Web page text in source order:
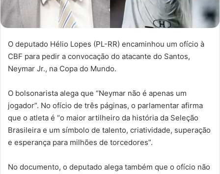
O deputado Hélio Lopes (PL-RR) encaminhou um ofício à
CBF para pedir a convocação do atacante do Santos,
Neymar Jr., na Copa do Mundo.
O bolsonarista alega que “Neymar não é apenas um
jogador”. No ofício de três páginas, o parlamentar afirma
que o atleta é “o maior artilheiro da história da Seleção
Brasileira e um símbolo de talento, criatividade, superação
e esperança para milhões de torcedores”.
No documento, o deputado alega também que o ofício não